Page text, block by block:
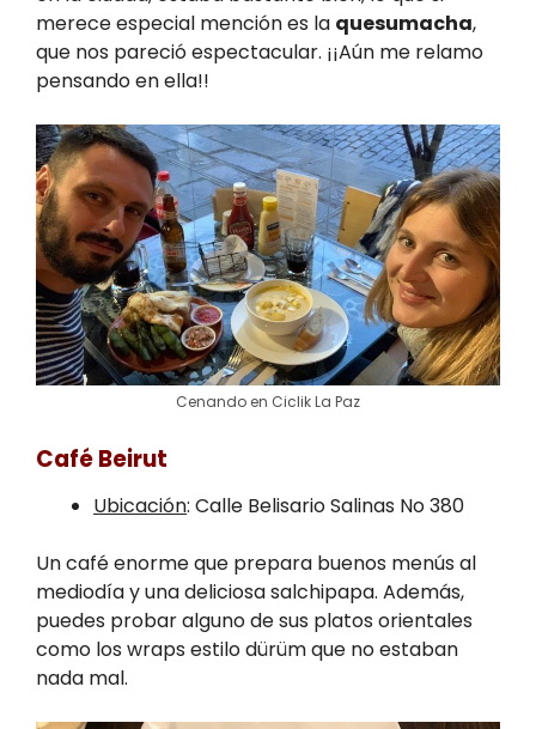
merece especial mención es la quesumacha,
que nos pareció espectacular. ¡¡Aún me relamo
pensando en ella!!
Cenando en Ciclik La Paz
Café Beirut
Ubicación: Calle Belisario Salinas No 380
Un café enorme que prepara buenos menús al
mediodía y una deliciosa salchipapa. Además,
puedes probar alguno de sus platos orientales
como los wraps estilo dürüm que no estaban
nada mal.